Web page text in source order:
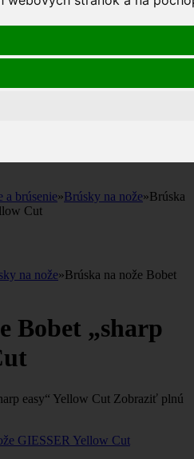
a brúsenie»Brúsky na nože»Brúska
Cut
na nože»Brúska na nože Bobet
Bobet „sharp
Zobraziť plnú